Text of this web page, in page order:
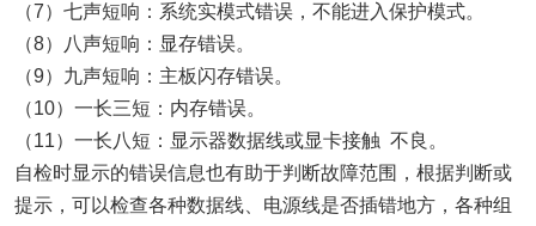
（7）七声短响：系统实模式错误，不能进入保护模式。
（8）八声短响：显存错误。
（9）九声短响：主板闪存错误。
（10）一长三短：内存错误。
（11）一长八短：显示器数据线或显卡接触 不良。
自检时显示的错误信息也有助于判断故障范围，根据判断或
提示，可以检查各种数据线、电源线是否插错地方，各种组